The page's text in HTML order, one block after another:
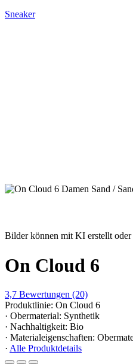
Sneaker
Bilder können mit KI erstellt
On Cloud 6
3,7 Bewertungen (20)
Produktlinie: On Cloud 6
· Obermaterial: Synthetik
· Nachhaltigkeit: Bio
· Materialeigenschaften:
· Alle Produktdetails